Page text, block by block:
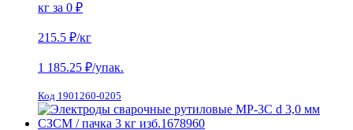
кг за 0 ₽
215.5 ₽/кг
1 185.25 ₽/упак.
Код 1901260-0205